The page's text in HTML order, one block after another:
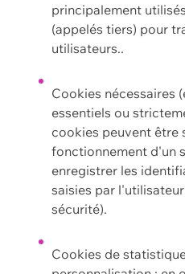
principalement
(appelés tiers) pour
utilisateurs..
Cookies nécessaires
essentiels ou
cookies peuvent être
fonctionnement d'un
enregistrer les
saisies par
sécurité).
Cookies de